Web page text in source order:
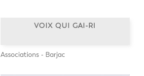
VOIX QUI GAI-RI
Associations - Barjac